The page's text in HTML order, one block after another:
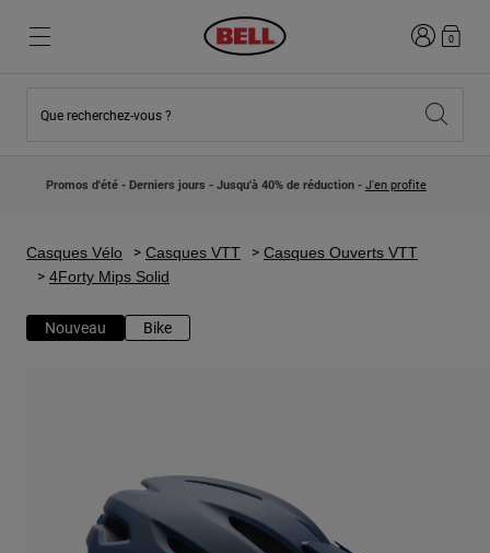
Nouveautés
Casques Motocross Enfant
Lifestyle
Motocross
Adventure
Nouveautés
Lifestyle
Explorez Bike
Urbain
Connexion
0
Que recherchez-vous ?
Promos d'été - Derniers jours - Jusqu'à 40% de réduction - J'en profite
Casques Vélo Casques VTT
Casques Ouverts VTT
4Forty Mips Solid
Nouveau Bike